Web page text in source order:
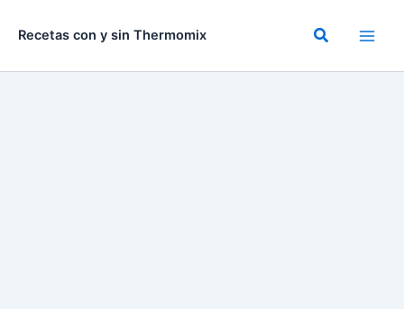
Recetas con y sin Thermomix Buscar